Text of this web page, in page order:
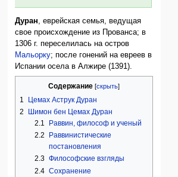
Дуран , еврейская семья, ведущая
свое происхождение из Прованса; в
1306 г. переселилась на остров
Мальорку; после гонений на евреев в
Испании осела в Алжире (1391).
Содержание
1
Цемах Аструк Дуран
2
Шимон бен Цемах Дуран
2.1
Раввин, философ и ученый
2.2
Раввинистические
постановления
2.3 Философские взгляды
2.4 Сохранение